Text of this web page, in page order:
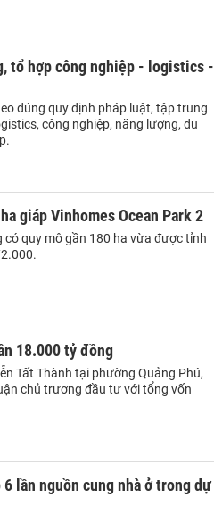
tổ hợp công nghiệp - logistics -
đúng quy định pháp luật, tập trung
công nghiệp, năng lượng, du
giáp Vinhomes Ocean Park 2
có quy mô gần 180 ha vừa được tỉnh
18.000 tỷ đồng
Tất Thành tại phường Quảng Phú,
chủ trương đầu tư với tổng vốn
lần nguồn cung nhà ở trong dự